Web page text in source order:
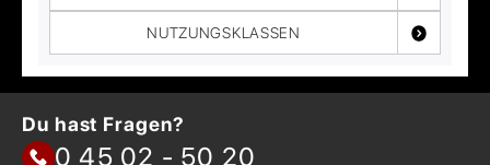
NUTZUNGSKLASSEN
Du hast Fragen?
0 45 02 - 50 20